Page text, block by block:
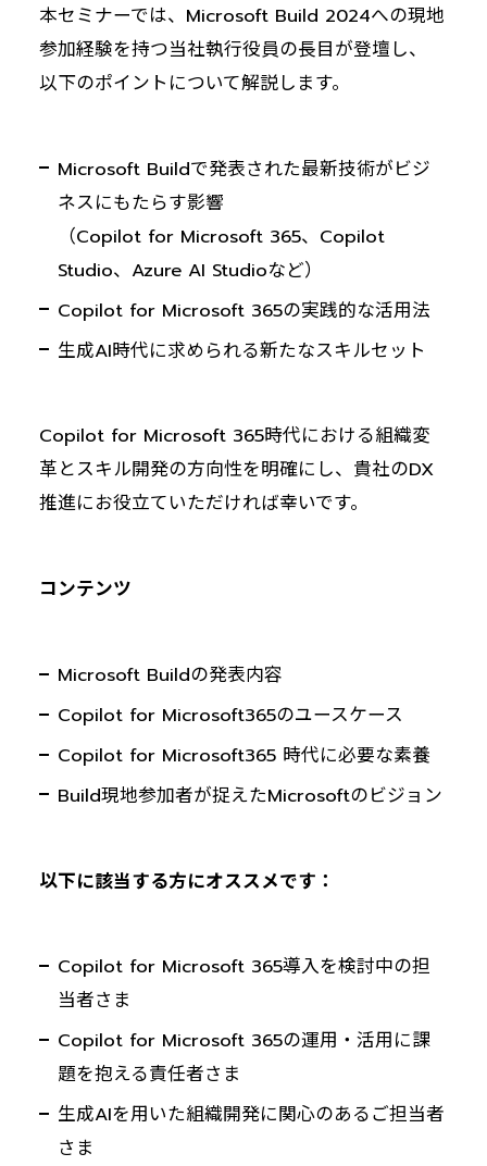
本セミナーでは、Microsoft Build 2024への現地
参加経験を持つ当社執行役員の長目が登壇し、
以下のポイントについて解説します。
Microsoft Buildで発表された最新技術がビジ
ネスにもたらす影響
（Copilot for Microsoft 365、Copilot
Studio、Azure AI Studioなど）
Copilot for Microsoft 365の実践的な活用法
生成AI時代に求められる新たなスキルセット
Copilot for Microsoft 365時代における組織変
革とスキル開発の方向性を明確にし、貴社のDX
推進にお役立ていただければ幸いです。
コンテンツ
Microsoft Buildの発表内容
Copilot for Microsoft365のユースケース
Copilot for Microsoft365 時代に必要な素養
Build現地参加者が捉えたMicrosoftのビジョン
以下に該当する方にオススメです：
Copilot for Microsoft 365導入を検討中の担
当者さま
Copilot for Microsoft 365の運用・活用に課
題を抱える責任者さま
生成AIを用いた組織開発に関心のあるご担当者
さま